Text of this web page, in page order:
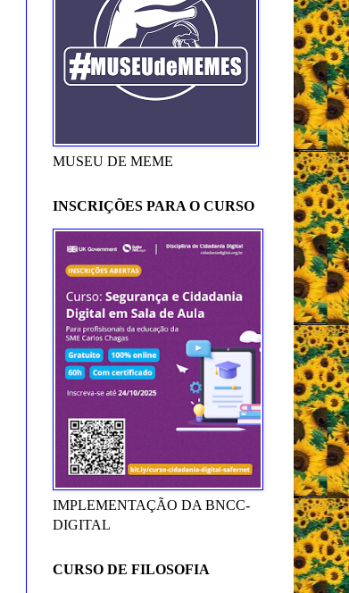
MUSEU DE MEME
INSCRIÇÕES PARA O CURSO
IMPLEMENTAÇÃO DA BNCC-
DIGITAL
CURSO DE FILOSOFIA